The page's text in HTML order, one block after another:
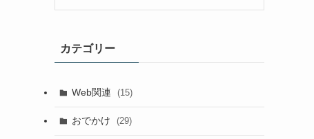
カテゴリー
Web関連 (15)
おでかけ (29)